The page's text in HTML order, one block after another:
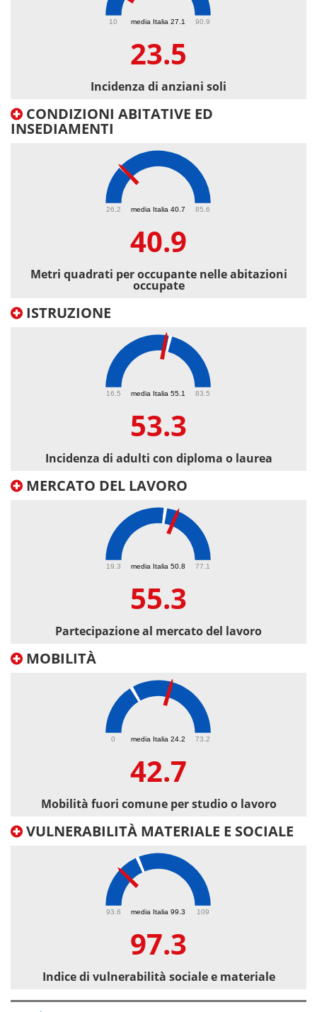
media Italia 27.1
10 90.9
23.5
Incidenza di anziani soli
CONDIZIONI ABITATIVE ED
INSEDIAMENTI
media Italia 40.7
26.2 85.6
40.9
Metri quadrati per occupante nelle abitazioni
occupate
ISTRUZIONE
media Italia 55.1
16.5 83.5
53.3
Incidenza di adulti con diploma o laurea
MERCATO DEL LAVORO
media Italia 50.8
19.3 77.1
55.3
Partecipazione al mercato del lavoro
MOBILITÀ
media Italia 24.2
0 73.2
42.7
Mobilità fuori comune per studio o lavoro
VULNERABILITÀ MATERIALE E SOCIALE
media Italia 99.3
93.6 109
97.3
Indice di vulnerabilità sociale e materiale